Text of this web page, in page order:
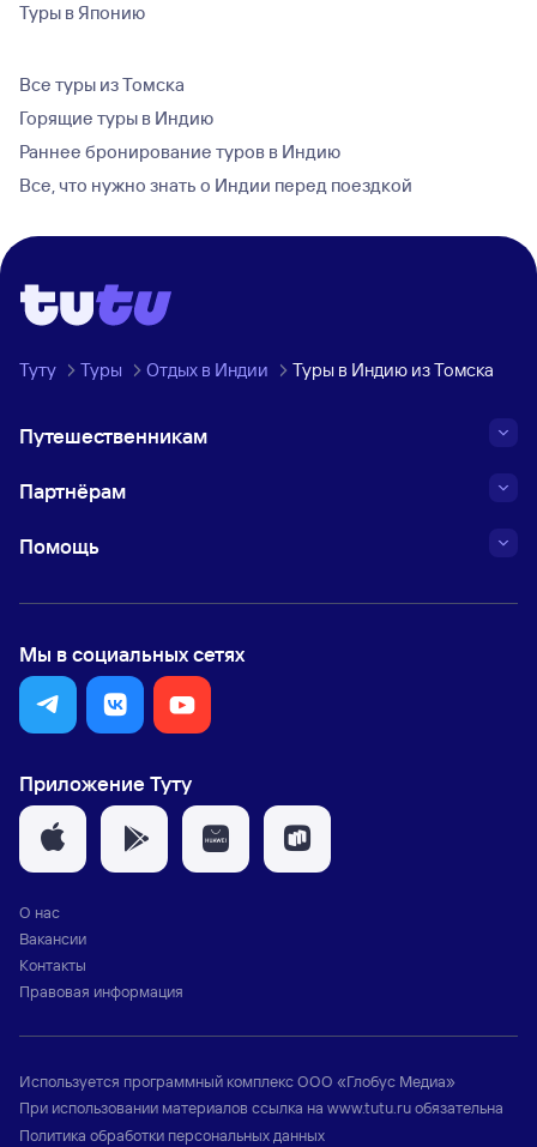
Туры в Японию
Все туры из Томска
Горящие туры в Индию
Раннее бронирование туров в Индию
Все, что нужно знать о Индии перед поездкой
Туту Туры Отдых в Индии Туры в Индию из Томска
Путешественникам
Партнёрам
Помощь
Мы в социальных сетях
Приложение Туту
О нас
Вакансии
Контакты
Правовая информация
Используется программный комплексООО «Глобус Медиа»
При использовании материалов ссылка на www.tutu.ruобязательна
Политика обработки персональных данных